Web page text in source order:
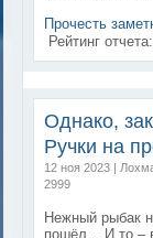
Прочесть
Рейтинг отчета:
Однако,
Ручки на
12 ноя 2023 |
2999
Нежный рыбак
пошёл... И то –